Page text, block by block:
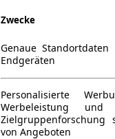
Zwecke
Genaue
Endgeräten
Personalisierte
Werbeleistung
Zielgruppenforschung
von Angeboten